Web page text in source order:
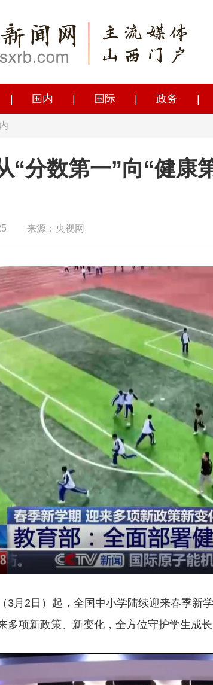
国内 国际 政务
“分数第一”向“健康
来源：央视网
3月2日）起，全国中小学陆续迎来春季新
多项新政策、新变化，全方位守护学生成长